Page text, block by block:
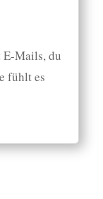
E-Mails, du
fühlt es